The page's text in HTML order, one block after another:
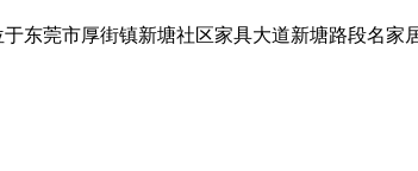
东莞市厚街镇新塘社区家具大道新塘路段名